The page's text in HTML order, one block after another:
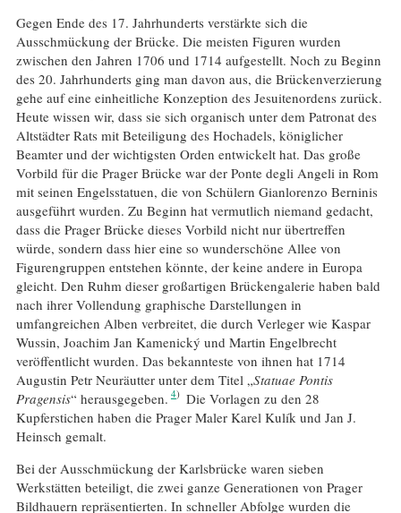
Gegen Ende des 17. Jahrhunderts verstärkte sich die
Ausschmückung der Brücke. Die meisten Figuren wurden
zwischen den Jahren 1706 und 1714 aufgestellt. Noch zu Beginn
des 20. Jahrhunderts ging man davon aus, die Brückenverzierung
gehe auf eine einheitliche Konzeption des Jesuitenordens zurück.
Heute wissen wir, dass sie sich organisch unter dem Patronat des
Altstädter Rats mit Beteiligung des Hochadels, königlicher
Beamter und der wichtigsten Orden entwickelt hat. Das große
Vorbild für die Prager Brücke war der Ponte degli Angeli in Rom
mit seinen Engelsstatuen, die von Schülern Gianlorenzo Berninis
ausgeführt wurden. Zu Beginn hat vermutlich niemand gedacht,
dass die Prager Brücke dieses Vorbild nicht nur übertreffen
würde, sondern dass hier eine so wunderschöne Allee von
Figurengruppen entstehen könnte, der keine andere in Europa
gleicht. Den Ruhm dieser großartigen Brückengalerie haben bald
nach ihrer Vollendung graphische Darstellungen in
umfangreichen Alben verbreitet, die durch Verleger wie Kaspar
Wussin, Joachim Jan Kamenický und Martin Engelbrecht
veröffentlicht wurden. Das bekannteste von ihnen hat 1714
Augustin Petr Neuräutter unter dem Titel „Statuae Pontis
Pragensis“ herausgegeben. 4
Die Vorlagen zu den 28
Kupferstichen haben die Prager Maler Karel Kulík und Jan J.
Heinsch gemalt.
Bei der Ausschmückung der Karlsbrücke waren sieben
Werkstätten beteiligt, die zwei ganze Generationen von Prager
Bildhauern repräsentierten. In schneller Abfolge wurden die